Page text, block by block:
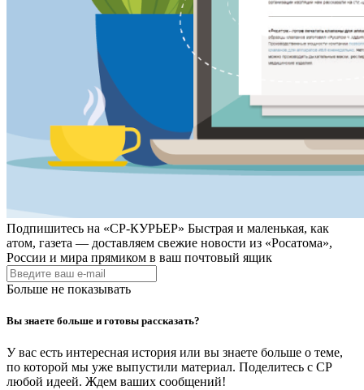
Подпишитесь на «СР-КУРЬЕР» Быстрая и маленькая, как
атом, газета — доставляем свежие новости из «Росатома»,
России и мира прямиком в ваш почтовый ящик
Больше не показывать
Вы знаете больше и готовы рассказать?
У вас есть интересная история или вы знаете больше о теме,
по которой мы уже выпустили материал. Поделитесь с СР
любой идеей. Ждем ваших сообщений!